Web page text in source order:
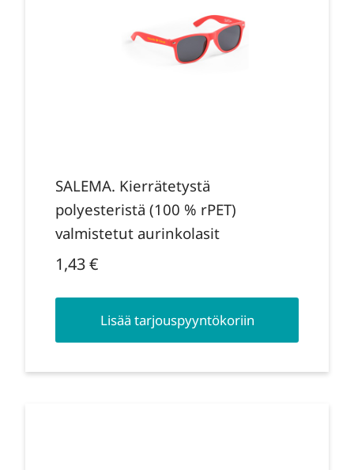
SALEMA. Kierrätetystä
polyesteristä (100 % rPET)
valmistetut aurinkolasit
1,43€
Lisää tarjouspyyntökoriin